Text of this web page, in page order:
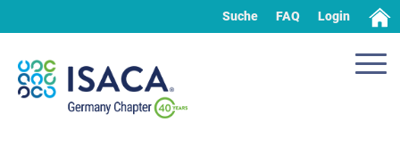
Suche FAQ Login